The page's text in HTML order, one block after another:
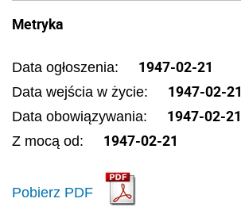
Metryka
Data ogłoszenia: 1947-02-21
Data wejścia w życie: 1947-02-21
Data obowiązywania: 1947-02-21
Z mocą od: 1947-02-21
Pobierz PDF